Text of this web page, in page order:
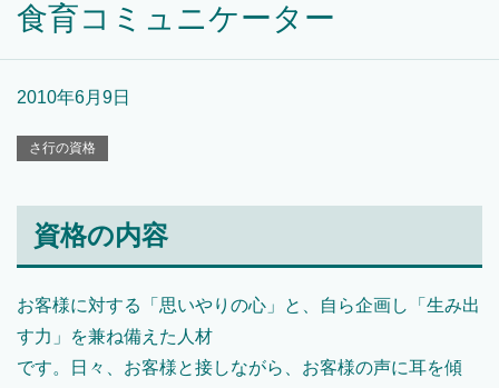
食育コミュニケーター
2010年6月9日
さ行の資格
資格の内容
お客様に対する「思いやりの心」と、自ら企画し「生み出
す力」を兼ね備えた人材
です。日々、お客様と接しながら、お客様の声に耳を傾